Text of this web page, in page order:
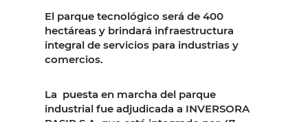
El parque tecnológico será de 400
hectáreas y brindará infraestructura
integral de servicios para industrias y
comercios.
La puesta en marcha del parque
industrial fue adjudicada a INVERSORA